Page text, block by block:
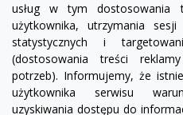
usług w tym dostosowania
użytkownika, utrzymania
statystycznych i
(dostosowania treści
potrzeb). Informujemy, że
użytkownika serwisu
uzyskiwania dostępu do